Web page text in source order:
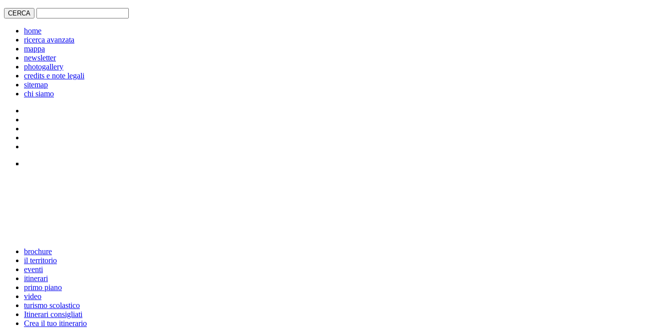
home
ricerca avanzata
mappa
newsletter
photogallery
credits e note legali
sitemap
chi siamo
brochure
il territorio
eventi
itinerari
primo piano
video
turismo scolastico
Itinerari consigliati
Crea il tuo itinerario